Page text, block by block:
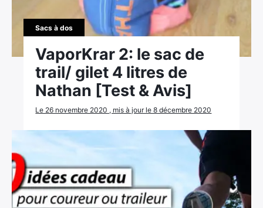
Sacs à dos
VaporKrar 2: le sac de
trail/ gilet 4 litres de
Nathan [Test & Avis]
Le 26 novembre 2020 , mis à jour le 8 décembre 2020